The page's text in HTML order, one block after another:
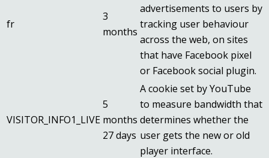
fr
3
months
advertisements to users by
tracking user behaviour
across the web, on sites
that have Facebook pixel
or Facebook social plugin.
VISITOR_INFO1_LIVE
5
months
27 days
A cookie set by YouTube
to measure bandwidth that
determines whether the
user gets the new or old
player interface.